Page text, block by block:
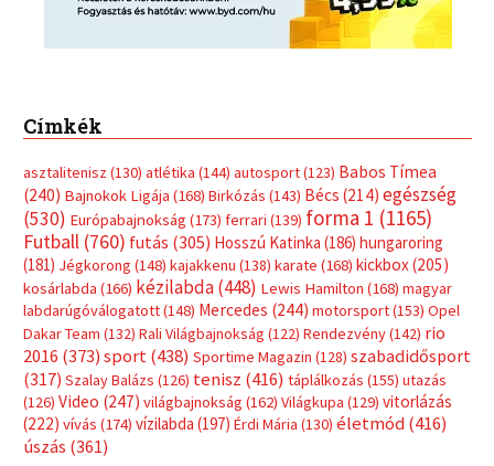
Címkék
asztalitenisz (130) atlétika (144) autosport(123) Babos Tímea
(240) Bajnokok Ligája (168) Birkózás (143) Bécs (214) egészség
(530) Európabajnokság (173) ferrari (139) forma 1 (1165)
Futball (760) futás (305) Hosszú Katinka (186) hungaroring
(181) Jégkorong (148) kajakkenu (138) karate (168) kickbox(205)
kosárlabda (166) kézilabda(448) Lewis Hamilton (168) magyar
labdarúgóválogatott(148) Mercedes (244) motorsport(153) Opel
Dakar Team (132) Rali Világbajnokság (122) Rendezvény(142) rio
2016 (373) sport(438) Sportime Magazin (128) szabadidősport
(317) Szalay Balázs (126) tenisz (416) táplálkozás (155) utazás
(126) Video (247) világbajnokság (162) Világkupa (129) vitorlázás
(222) vívás (174) vízilabda (197) Érdi Mária (130) életmód(416)
úszás (361)